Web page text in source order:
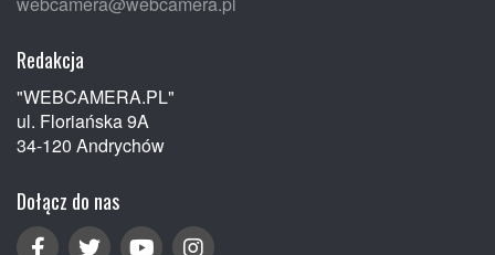
Redakcja
"WEBCAMERA.PL"
ul. Floriańska 9A
34-120 Andrychów
Dołącz do nas